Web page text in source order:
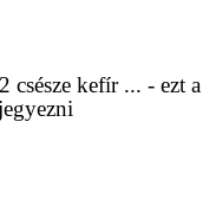
csésze kefír ... - ezt a